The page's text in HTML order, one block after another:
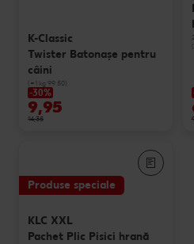
K-Classic
Twister Batonaşe pentru
câini
(=1 kg 99.50)
-30%
9,95
14,35
Produse speciale
KLC XXL
Pachet Plic Pisici hrană